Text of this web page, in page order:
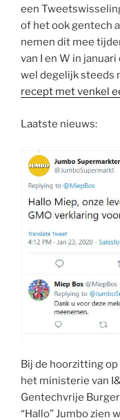
een
of het ook gentech
nemen dit mee
van I en W in
wel degelijk steeds
recept met venkel
Laatste nieuws:
Bij de hoorzitting
het ministerie van
Gentechvrije
“Hallo” Jumbo zien